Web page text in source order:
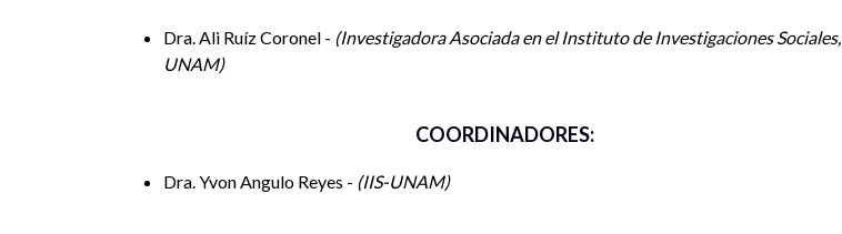
Dra. Ali Ruíz Coronel - Investigadora Asociada en el Instituto de Investigaciones Sociales,
UNAM
COORDINADORES:
Dra. Yvon Angulo Reyes - IIS-UNAM